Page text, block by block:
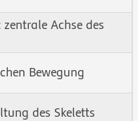
Achse des
Bewegung
des Skeletts